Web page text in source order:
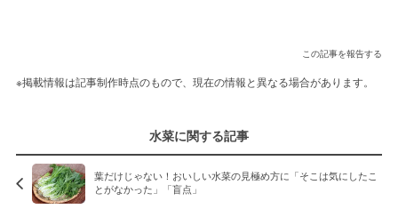
この記事を報告する
※掲載情報は記事制作時点のもので、現在の情報と異なる場合があります。
水菜に関する記事
葉だけじゃない！おいしい水菜の見極め方に「そこは気にしたこ
とがなかった」「盲点」